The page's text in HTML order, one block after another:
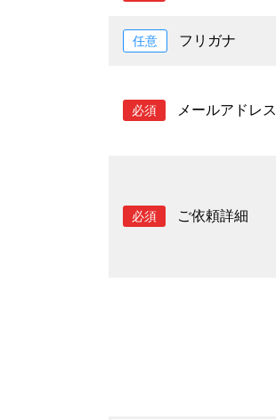
任意 フリガナ
必須 メールアドレス
必須 ご依頼詳細